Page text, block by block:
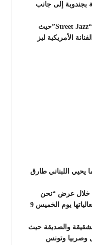
بجندوبة إلى جانب
وكشف المنظمون عن برنامج ثري ومتنوع يجمع بين العروض الكبرى بمسرح البحر وعروض الشارع “Street Jazz”حيث
تحيي الفنانة الأمريكية ليز
فيما يحيي اللبناني طارق
من خلال عرض “نحن
موجودون” فيما يعتلي الكوبي راؤول باز ركح المهرجان يوم الأربعاء 8 جويلية قبل أن تختتم الدورة فعالياتها يوم الخميس 9
والصديقة حيث
وصربيا وتونس